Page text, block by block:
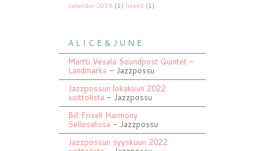
calendar 2016 (1) ísland (1)
A L I C E & J U N E
Martti Vesala Soundpost Quintet –
Landmarks - Jazzpossu
Jazzpossun lokakuun 2022
soittolista - Jazzpossu
Bill Frisell Harmony
Sellosalissa - Jazzpossu
Jazzpossun syyskuun 2022